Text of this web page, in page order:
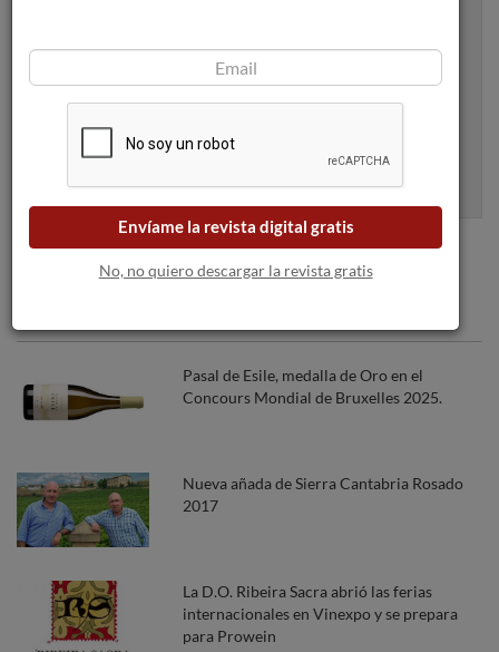
Apúntame
100% seguro. Nunca te enviaremos spam.
Pasal de Esile, medalla de Oro en el
Concours Mondial de Bruxelles 2025.
Nueva añada de Sierra Cantabria Rosado
2017
La D.O. Ribeira Sacra abrió las ferias
internacionales en Vinexpo y se prepara
para Prowein
Envíame la revista digital gratis
No, no quiero descargar la revista gratis